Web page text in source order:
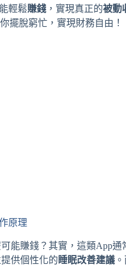
輕鬆賺錢 ，實現真正的被動
擺脫窮忙，實現財務自由！
原理
能賺錢？其實，這類App通
供個性化的睡眠改善建議